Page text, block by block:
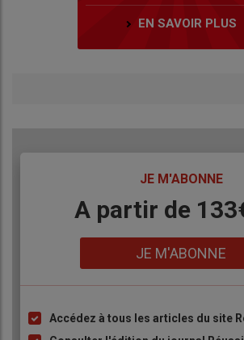
EN SAVOIR PLUS
JE M'ABONNE
BodyA partir de
JE M'ABONNE
ListeAccédez à tous les articles du site